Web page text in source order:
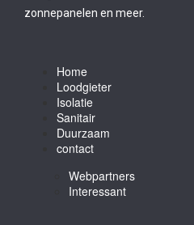
zonnepanelen en meer.
Home
Loodgieter
Isolatie
Sanitair
Duurzaam
contact
Webpartners
Interessant